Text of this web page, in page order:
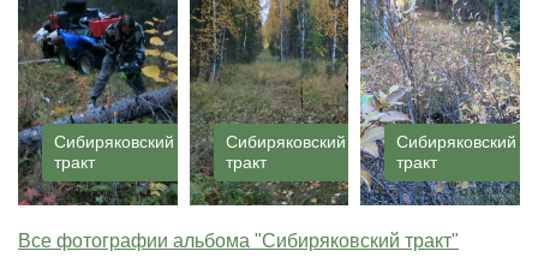
Сибиряковский
тракт
Сибиряковский
тракт
Сибиряковский
тракт
Все фотографии альбома "Сибиряковский тракт"